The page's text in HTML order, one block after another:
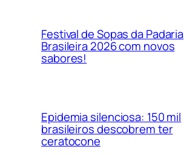
Festival de Sopas da Padaria
Brasileira 2026 com novos
sabores!
Epidemia silenciosa: 150 mil
brasileiros descobrem ter
ceratocone